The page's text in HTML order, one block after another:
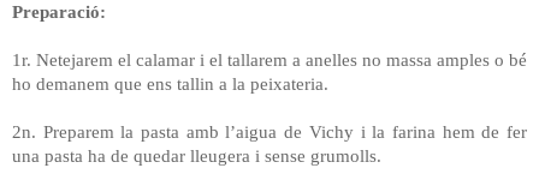
Preparació:
1r. Netejarem el calamar i el tallarem a anelles no massa amples o bé
ho demanem que ens tallin a la peixateria.
2n. Preparem la pasta amb l’aigua de Vichy i la farina hem de fer
una pasta ha de quedar lleugera i sense grumolls.